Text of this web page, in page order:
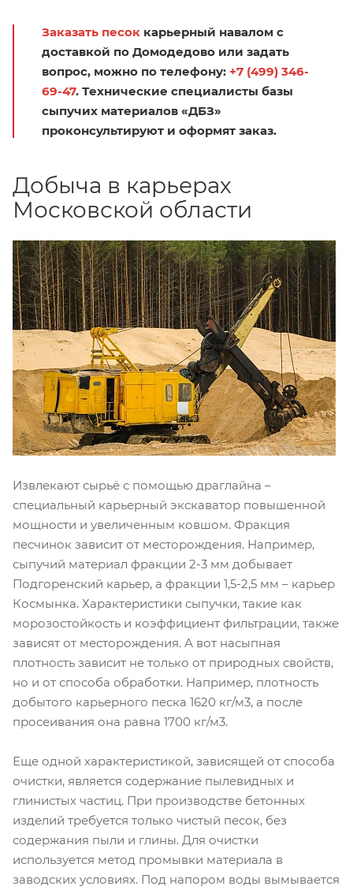
Заказать песок карьерный навалом с
доставкой по Домодедово или задать
вопрос, можно по телефону: +7 (499) 346-
69-47. Технические специалисты базы
сыпучих материалов «ДБЗ»
проконсультируют и оформят заказ.
Добыча в карьерах
Московской области
Извлекают сырьё с помощью драглайна –
специальный карьерный экскаватор повышенной
мощности и увеличенным ковшом. Фракция
песчинок зависит от месторождения. Например,
сыпучий материал фракции 2-3 мм добывает
Подгоренский карьер, а фракции 1,5-2,5 мм – карьер
Космынка. Характеристики сыпучки, такие как
морозостойкость и коэффициент фильтрации, также
зависят от месторождения. А вот насыпная
плотность зависит не только от природных свойств,
но и от способа обработки. Например, плотность
добытого карьерного песка 1620 кг/м3, а после
просеивания она равна 1700 кг/м3.
Еще одной характеристикой, зависящей от способа
очистки, является содержание пылевидных и
глинистых частиц. При производстве бетонных
изделий требуется только чистый песок, без
содержания пыли и глины. Для очистки
используется метод промывки материала в
заводских условиях. Под напором воды вымывается